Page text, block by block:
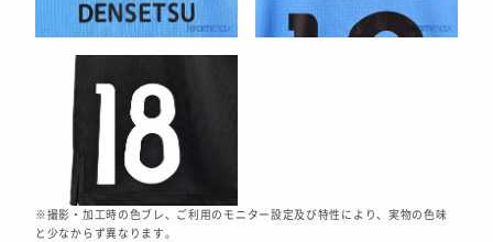
※撮影・加工時の色ブレ、ご利用のモニター設定及び特性により、実物の色味
と少なからず異なります。